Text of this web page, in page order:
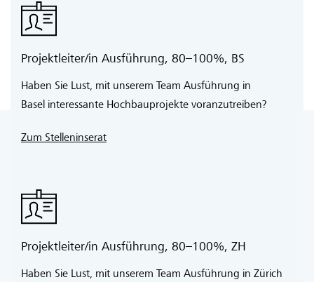
attraktive Kollektiv-Krankenversicherung
Haben wir Ihr Interesse geweckt?
Projektleiter/in Ausführung, 80–100%, BS
Haben Sie Lust, mit unserem Team Ausführung in
Basel interessante Hochbauprojekte voranzutreiben?
Zum Stelleninserat
Projektleiter/in Ausführung, 80–100%, ZH
Haben Sie Lust, mit unserem Team Ausführung in Zürich